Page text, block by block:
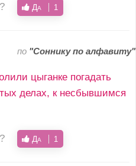
Да 1
по "Соннику по алфавиту"
цыганке погадать
делах, к несбывшимся
Да 1